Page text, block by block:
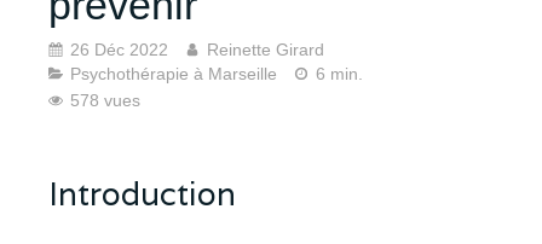
26 Déc 2022
Reinette Girard
Psychothérapie à Marseille
6 min.
578 vues
Introduction